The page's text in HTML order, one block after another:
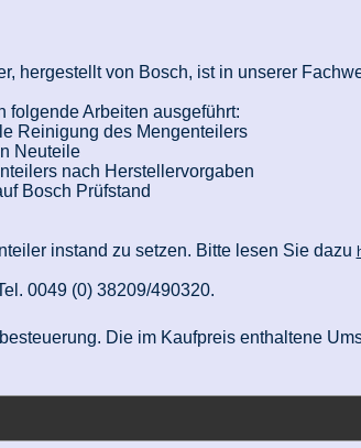
hergestellt von Bosch, ist in unserer
folgende Arbeiten ausgeführt:
Reinigung des Mengenteilers
Neuteile
nach Herstellervorgaben
Bosch Prüfstand
instand zu setzen. Bitte lesen Sie dazu
0049 (0) 38209/490320.
Die im Kaufpreis enthaltene